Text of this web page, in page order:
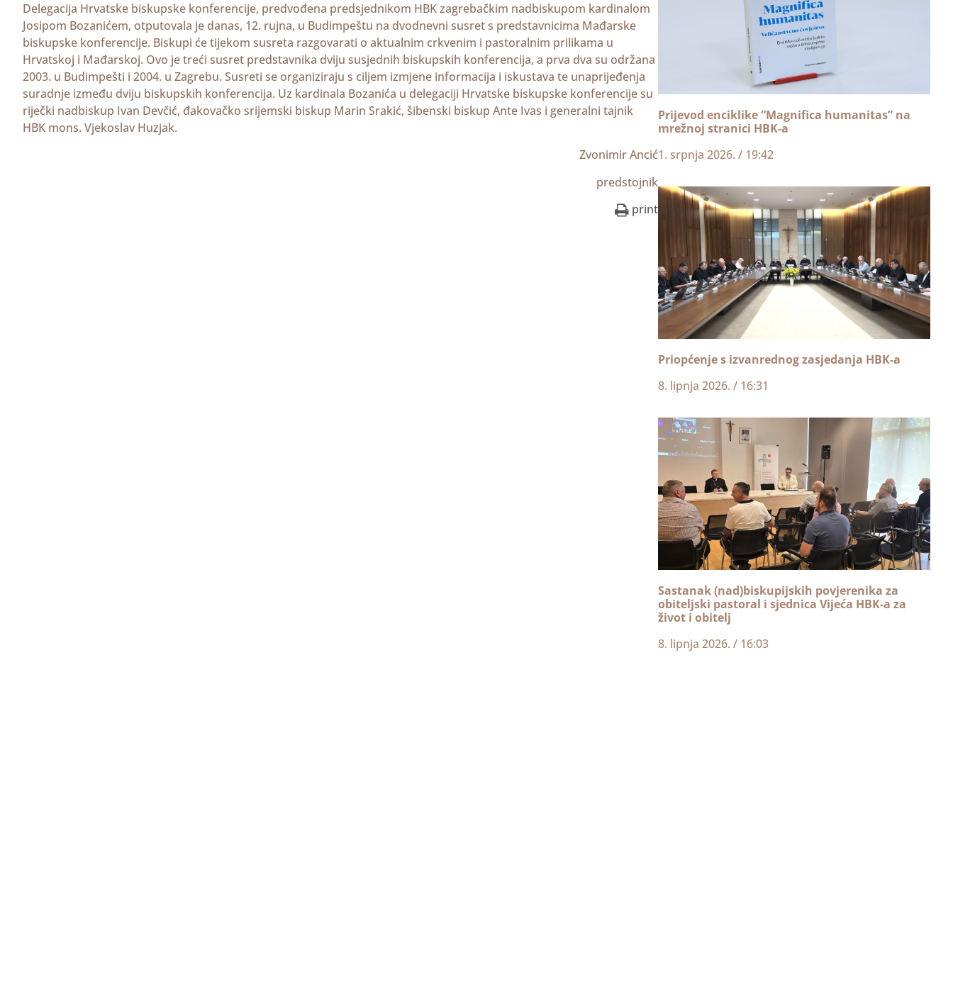
Delegacija Hrvatske biskupske konferencije, predvođena predsjednikom HBK zagrebačkim nadbiskupom kardinalom
Josipom Bozanićem, otputovala je danas, 12. rujna, u Budimpeštu na dvodnevni susret s predstavnicima Mađarske
biskupske konferencije. Biskupi će tijekom susreta razgovarati o aktualnim crkvenim i pastoralnim prilikama u
Hrvatskoj i Mađarskoj. Ovo je treći susret predstavnika dviju susjednih biskupskih konferencija, a prva dva su održana
2003. u Budimpešti i 2004. u Zagrebu. Susreti se organiziraju s ciljem izmjene informacija i iskustava te unaprijeđenja
suradnje između dviju biskupskih konferencija. Uz kardinala Bozanića u delegaciji Hrvatske biskupske konferencije su
riječki nadbiskup Ivan Devčić, đakovačko srijemski biskup Marin Srakić, šibenski biskup Ante Ivas i generalni tajnik
HBK mons. Vjekoslav Huzjak.
Zvonimir Ancić
predstojnik
print
Prijevod enciklike “Magnifica humanitas” na
mrežnoj stranici HBK-a
1. srpnja 2026.
19:42
Priopćenje s izvanrednog zasjedanja HBK-a
8. lipnja 2026.
16:31
Sastanak (nad)biskupijskih povjerenika za
obiteljski pastoral i sjednica Vijeća HBK-a za
život i obitelj
8. lipnja 2026.
16:03